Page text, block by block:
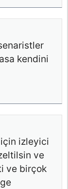
kendini
için izleyici
ve
ve birçok